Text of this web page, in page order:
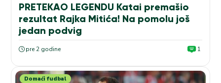
PRETEKAO LEGENDU Katai premašio
rezultat Rajka Mitića! Na pomolu još
jedan podvig
pre 2 godine 1
Domaći fudbal